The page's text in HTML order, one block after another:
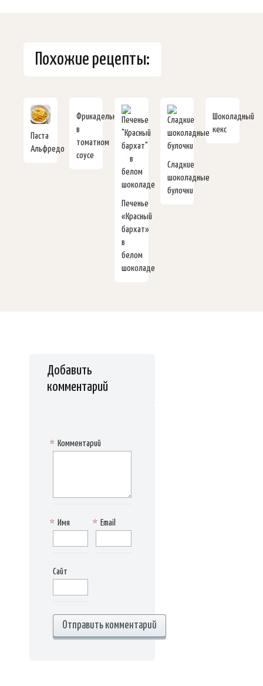
Похожие рецепты:
Паста
Альфредо
Фрикадельки
в
томатном
соусе
Печенье
«Красный
бархат»
в
белом
шоколаде
Сладкие
шоколадные
булочки
Шоколадный
кекс
Добавить
комментарий
Комментарий
*
Имя
* Email
*
Сайт